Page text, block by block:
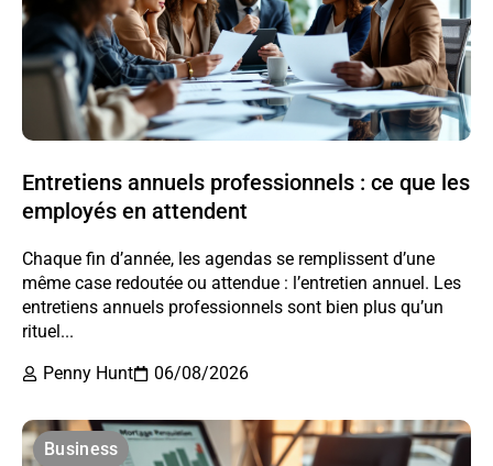
Entretiens annuels professionnels : ce que les
employés en attendent
Chaque fin d’année, les agendas se remplissent d’une
même case redoutée ou attendue : l’entretien annuel. Les
entretiens annuels professionnels sont bien plus qu’un
rituel...
Penny Hunt
06/08/2026
Business